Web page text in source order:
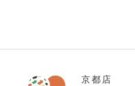
京都店